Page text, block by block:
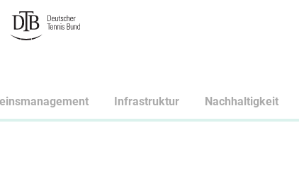
Infrastruktur Nachhaltigkeit